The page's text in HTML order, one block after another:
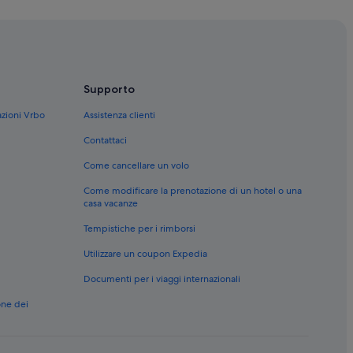
adulti
con spa
Vrbo
dei
Supporto
Assistenza clienti
Contattaci
Come cancellare un volo
Come modificare la prenotazione di un hotel o una
casa vacanze
Tempistiche per i rimborsi
Utilizzare un coupon Expedia
Documenti per i viaggi internazionali